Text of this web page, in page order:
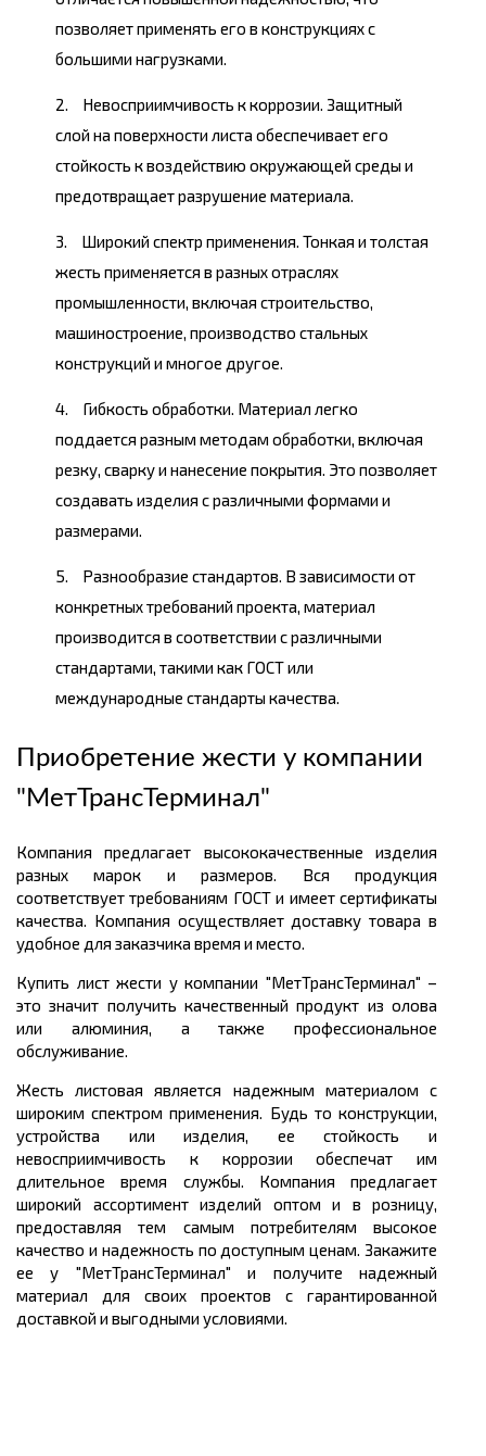
позволяет применять его в конструкциях с
большими нагрузками.
Невосприимчивость к коррозии. Защитный
слой на поверхности листа обеспечивает его
стойкость к воздействию окружающей среды и
предотвращает разрушение материала.
Широкий спектр применения. Тонкая и толстая
жесть применяется в разных отраслях
промышленности, включая строительство,
машиностроение, производство стальных
конструкций и многое другое.
Гибкость обработки. Материал легко
поддается разным методам обработки, включая
резку, сварку и нанесение покрытия. Это позволяет
создавать изделия с различными формами и
размерами.
Разнообразие стандартов. В зависимости от
конкретных требований проекта, материал
производится в соответствии с различными
стандартами, такими как ГОСТ или
международные стандарты качества.
Приобретение жести у компании
"МетТрансТерминал"
Компания предлагает высококачественные изделия
разных марок и размеров. Вся продукция
соответствует требованиям ГОСТ и имеет сертификаты
качества. Компания осуществляет доставку товара в
удобное для заказчика время и место.
Купить лист жести у компании "МетТрансТерминал" –
это значит получить качественный продукт из олова
или алюминия, а также профессиональное
обслуживание.
Жесть листовая является надежным материалом с
широким спектром применения. Будь то конструкции,
устройства или изделия, ее стойкость и
невосприимчивость к коррозии обеспечат им
длительное время службы. Компания предлагает
широкий ассортимент изделий оптом и в розницу,
предоставляя тем самым потребителям высокое
качество и надежность по доступным ценам. Закажите
ее у "МетТрансТерминал" и получите надежный
материал для своих проектов с гарантированной
доставкой и выгодными условиями.